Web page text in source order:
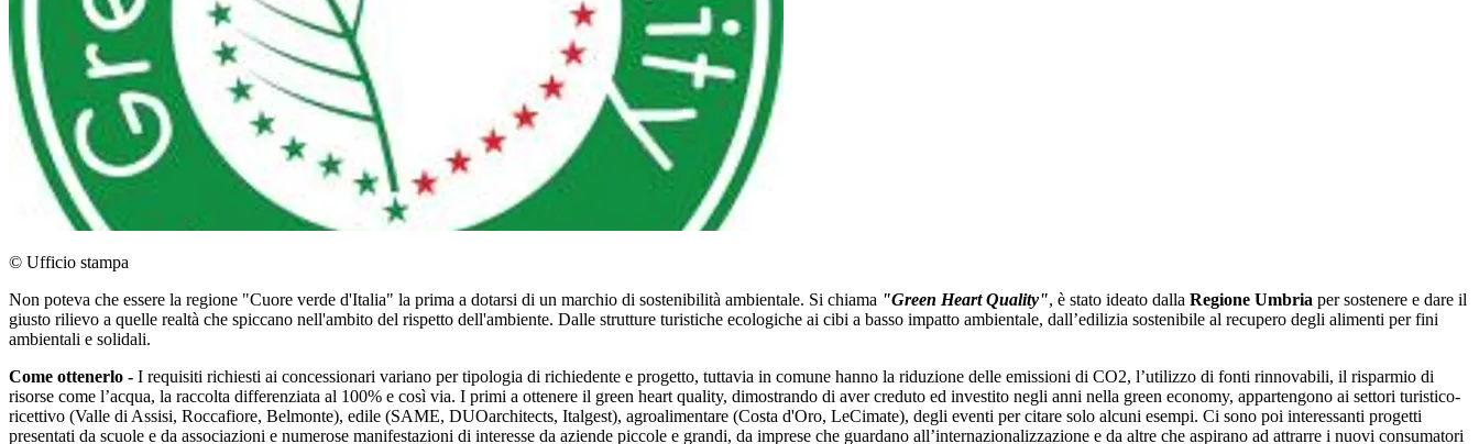
© Ufficio stampa
Non poteva che essere la regione "Cuore verde d'Italia" la prima a dotarsi di un marchio di sostenibilità ambientale. Si chiama "Green Heart Quality", è stato ideato dalla Regione Umbria per sostenere e dare il
giusto rilievo a quelle realtà che spiccano nell'ambito del rispetto dell'ambiente. Dalle strutture turistiche ecologiche ai cibi a basso impatto ambientale, dall’edilizia sostenibile al recupero degli alimenti per fini
ambientali e solidali.
Come ottenerlo - I requisiti richiesti ai concessionari variano per tipologia di richiedente e progetto, tuttavia in comune hanno la riduzione delle emissioni di CO2, l’utilizzo di fonti rinnovabili, il risparmio di
risorse come l’acqua, la raccolta differenziata al 100% e così via. I primi a ottenere il green heart quality, dimostrando di aver creduto ed investito negli anni nella green economy, appartengono ai settori turistico-
ricettivo (Valle di Assisi, Roccafiore, Belmonte), edile (SAME, DUOarchitects, Italgest), agroalimentare (Costa d'Oro, LeCimate), degli eventi per citare solo alcuni esempi. Ci sono poi interessanti progetti
presentati da scuole e da associazioni e numerose manifestazioni di interesse da aziende piccole e grandi, da imprese che guardano all’internazionalizzazione e da altre che aspirano ad attrarre i nuovi consumatori